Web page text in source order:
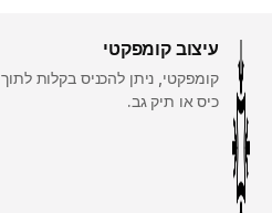
עיצוב קומפקטי
קומפקטי, ניתן להכניס בקלות לתוך
כיס או תיק גב.